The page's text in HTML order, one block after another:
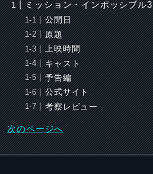
ミッション・インポッシブル3
公開日
原題
上映時間
キャスト
予告編
公式サイト
考察レビュー
次のページへ